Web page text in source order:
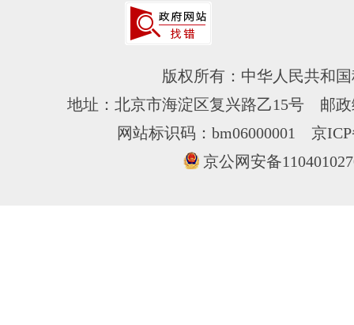
版权所有：中华人民共和
地址：北京市海淀区复兴路乙15号 邮
网站标识码：bm06000001 京
京公网安备